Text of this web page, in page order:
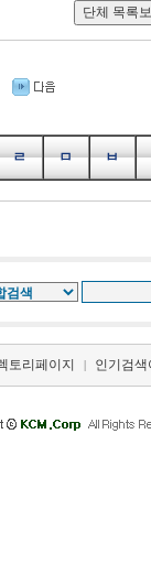
ㄹ ㅁ ㅂ
토리페이지 | 인기검색